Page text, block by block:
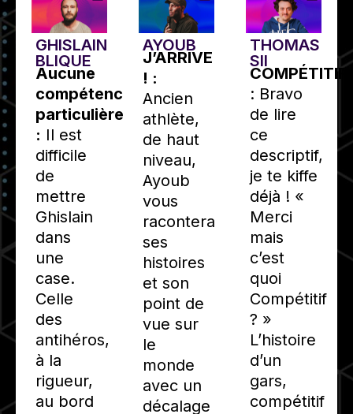
GHISLAIN
BLIQUE
Aucune
compétence
particulière
: Il est
difficile
de
mettre
Ghislain
dans
une
case.
Celle
des
antihéros,
à la
rigueur,
au bord
AYOUB
J’ARRIVE
! :
Ancien
athlète,
de haut
niveau,
Ayoub
vous
racontera
ses
histoires
et son
point de
vue sur
le
monde
avec un
décalage
THOMAS
SII
COMPÉTITIF
: Bravo
de lire
ce
descriptif,
je te kiffe
déjà ! «
Merci
mais
c’est
quoi
Compétitif
? »
L’histoire
d’un
gars,
compétitif